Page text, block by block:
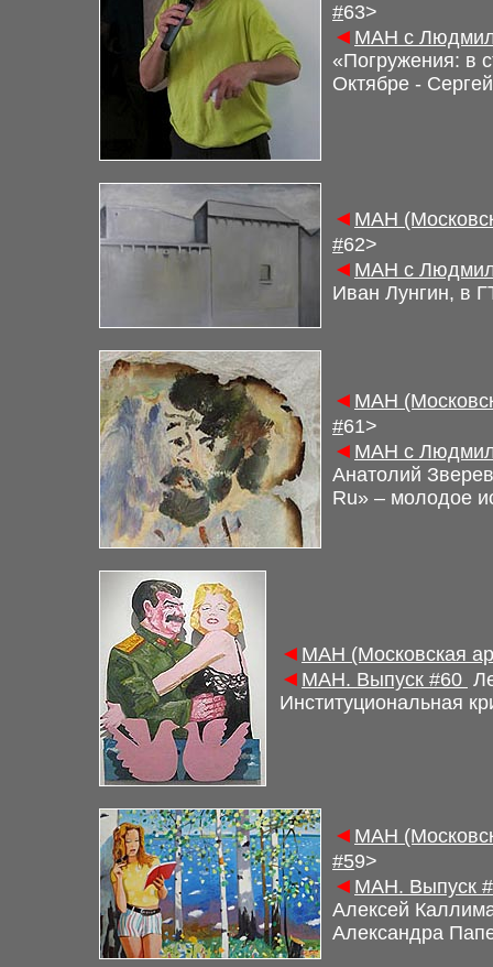
#63>
◄ МАН с
«Погружения: в
Октябре -
◄ МАН
#62>
◄ МАН с
Иван Лунгин, в
◄ МАН
#61>
◄ МАН с
Анатолий
Ru» – молодое
◄ МАН (Московская
◄ МАН. Выпуск #60
Институциональная
◄ МАН
#59>
◄ МАН. Выпуск
Алексей
Александра